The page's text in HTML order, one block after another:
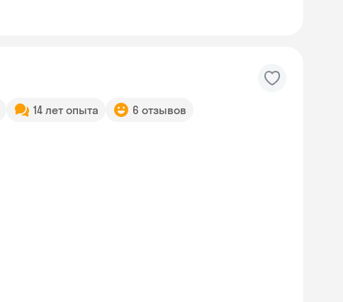
14 лет опыта 6 отзывов